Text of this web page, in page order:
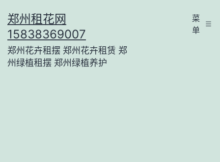
至
内
容
郑州租花网
15838369007
郑州花卉租摆 郑州花卉租赁 郑
州绿植租摆 郑州绿植养护
菜
单